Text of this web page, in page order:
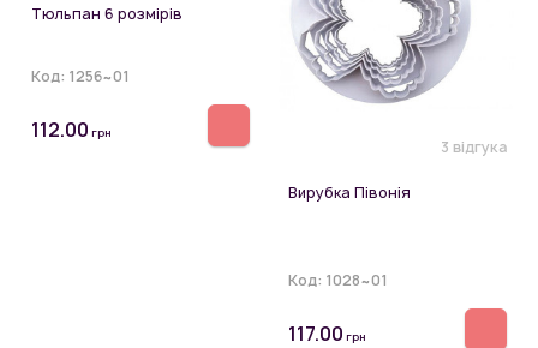
Тюльпан 6 розмірів
Код: 1256~01
112.00 грн
3 відгука
Вирубка Півонія
Код: 1028~01
117.00 грн